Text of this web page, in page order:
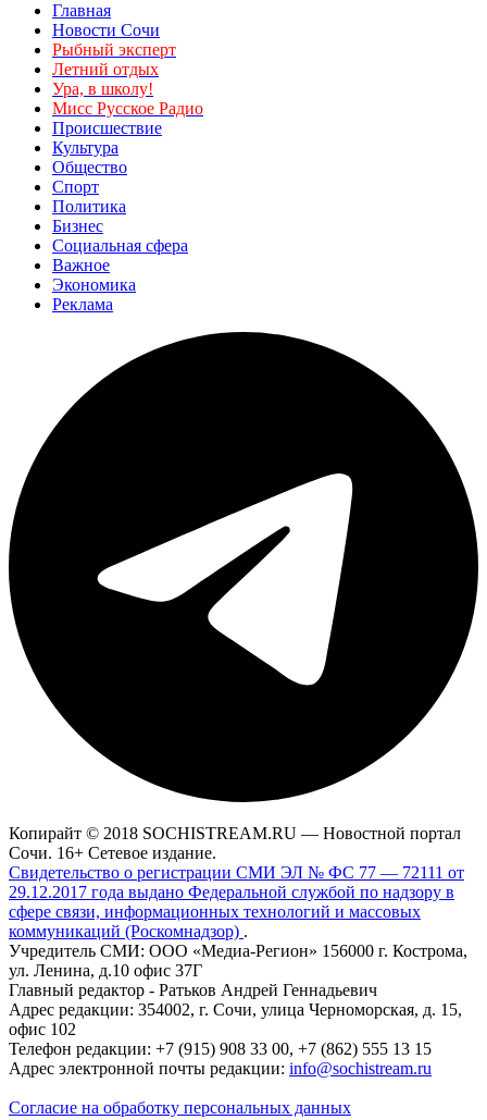
Главная
Новости Сочи
Рыбный эксперт
Летний отдых
Ура, в школу!
Мисс Русское Радио
Происшествие
Культура
Общество
Спорт
Политика
Бизнес
Социальная сфера
Важное
Экономика
Реклама
Копирайт © 2018 SOCHISTREAM.RU — Новостной портал
Сочи. 16+ Сетевое издание.
Свидетельство о регистрации СМИ ЭЛ № ФС 77 — 72111 от
29.12.2017 года выдано Федеральной службой по надзору в
сфере связи, информационных технологий и массовых
коммуникаций (Роскомнадзор) .
Учредитель СМИ: ООО «Медиа-Регион» 156000 г. Кострома,
ул. Ленина, д.10 офис 37Г
Главный редактор - Ратьков Андрей Геннадьевич
Адрес редакции: 354002, г. Сочи, улица Черноморская, д. 15,
офис 102
Телефон редакции: +7 (915) 908 33 00, +7 (862) 555 13 15
Адрес электронной почты редакции: info@sochistream.ru
Согласие на обработку персональных данных